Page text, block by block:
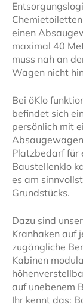
einen
maximal 40
muss nah an
Wagen nicht
Bei öKlo
befindet sich
persönlich mit
Platzbedarf für
Baustellenklo
es am
Grundstücks.
Dazu sind
Kranhaken auf
zugängliche
Kabinen
auf unebenem
Ihr kennt das: